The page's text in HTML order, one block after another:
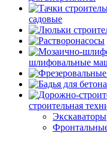
садовые
шлифовальные
строительная
Экскаваторы